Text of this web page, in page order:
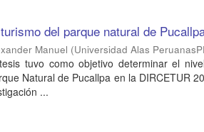
del parque natural de
Manuel (Universidad Alas
tuvo como objetivo determinar el
Natural de Pucallpa en la DIRCETUR
...